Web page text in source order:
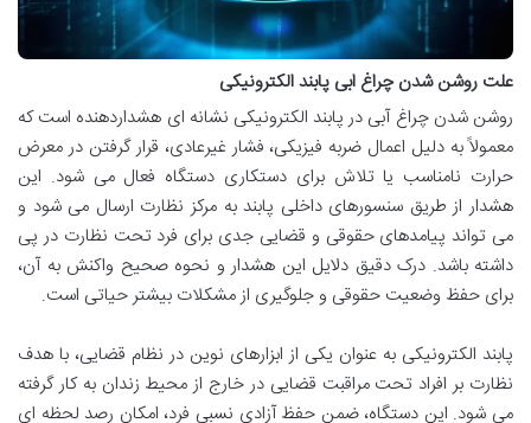
علت روشن شدن چراغ ابی پابند الکترونیکی
روشن شدن چراغ آبی در پابند الکترونیکی نشانه ای هشداردهنده است که
معمولاً به دلیل اعمال ضربه فیزیکی، فشار غیرعادی، قرار گرفتن در معرض
حرارت نامناسب یا تلاش برای دستکاری دستگاه فعال می شود. این
هشدار از طریق سنسورهای داخلی پابند به مرکز نظارت ارسال می شود و
می تواند پیامدهای حقوقی و قضایی جدی برای فرد تحت نظارت در پی
داشته باشد. درک دقیق دلایل این هشدار و نحوه صحیح واکنش به آن،
برای حفظ وضعیت حقوقی و جلوگیری از مشکلات بیشتر حیاتی است.
پابند الکترونیکی به عنوان یکی از ابزارهای نوین در نظام قضایی، با هدف
نظارت بر افراد تحت مراقبت قضایی در خارج از محیط زندان به کار گرفته
می شود. این دستگاه، ضمن حفظ آزادی نسبی فرد، امکان رصد لحظه ای